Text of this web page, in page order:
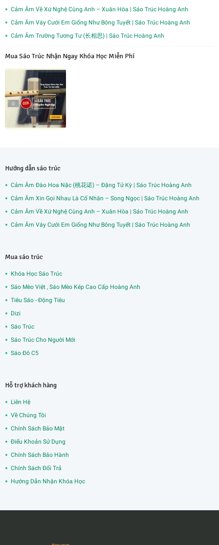
Cảm Âm Về Xứ Nghệ Cùng Anh – Xuân Hòa | Sáo Trúc Hoàng Anh
Cảm Âm Váy Cưới Em Giống Như Bông Tuyết | Sáo Trúc Hoàng Anh
Cảm Âm Trường Tương Tư (长相思) | Sáo Trúc Hoàng Anh
Mua Sáo Trúc Nhận Ngay Khóa Học Miễn Phí
Hướng dẫn sáo trúc
Cảm Âm Đào Hoa Nặc (桃花诺) – Đặng Tử Kỳ | Sáo Trúc Hoàng Anh
Cảm Âm Xin Gọi Nhau Là Cố Nhân – Song Ngọc | Sáo Trúc Hoàng Anh
Cảm Âm Về Xứ Nghệ Cùng Anh – Xuân Hòa | Sáo Trúc Hoàng Anh
Cảm Âm Váy Cưới Em Giống Như Bông Tuyết | Sáo Trúc Hoàng Anh
Mua sáo trúc
Khóa Học Sáo Trúc
Sáo Mèo Việt , Sáo Mèo Kép Cao Cấp Hoàng Anh
Tiêu Sáo - Động Tiêu
Dizi
Sáo Trúc
Sáo Trúc Cho Người Mới
Sáo Đô C5
Hỗ trợ khách hàng
Liên Hệ
Về Chúng Tôi
Chính Sách Bảo Mật
Điểu Khoản Sử Dụng
Chính Sách Bảo Hành
Chính Sách Đổi Trả
Hướng Dẫn Nhận Khóa Học